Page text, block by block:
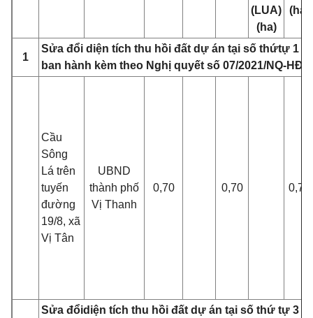
(LUA)
(ha)
(ha)
1
Sửa đổi diện tích thu hồi đất dự án tại số thứtự 1
ban hành kèm theo Nghị quyết số 07/2021/NQ-
Cầu
Sông
Lá trên
tuyến
đường
19/8, xã
Vị Tân
UBND
thành phố
Vị Thanh
0,70 0,70 0,70
Sửa đổidiện tích thu hồi đất dự án tại số thứ tự 3